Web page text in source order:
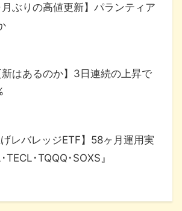
月ぶりの高値更新】パランティア
新はあるのか】3日連続の上昇で
レバレッジETF】58ヶ月運用実
TECL･TQQQ･SOXS』